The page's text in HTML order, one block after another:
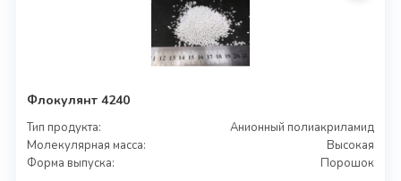
Флокулянт 4240
Тип продукта:
Анионный полиакриламид
Молекулярная масса:
Высокая
Форма выпуска:
Порошок